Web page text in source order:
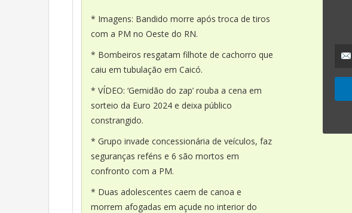
* Imagens: Bandido morre após troca de tiros
com a PM no Oeste do RN.
* Bombeiros resgatam filhote de cachorro que
caiu em tubulação em Caicó.
* VÍDEO: ‘Gemidão do zap’ rouba a cena em
sorteio da Euro 2024 e deixa público
constrangido.
* Grupo invade concessionária de veículos, faz
seguranças reféns e 6 são mortos em
confronto com a PM.
* Duas adolescentes caem de canoa e
morrem afogadas em açude no interior do